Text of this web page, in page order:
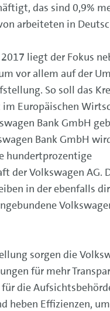
das sind 0,9%
arbeiteten in
liegt der Fokus
vor allem auf der
So soll das
Europäischen
Bank GmbH
Bank GmbH
hundertprozentige
der Volkswagen AG.
in der ebenfalls
sorgen die
für mehr
die
heben Effizienzen,